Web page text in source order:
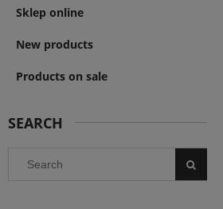
Sklep online
New products
Products on sale
SEARCH